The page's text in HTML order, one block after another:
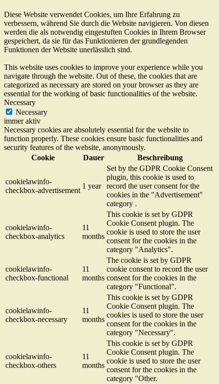
Diese Website verwendet Cookies, um Ihre Erfahrung zu
verbessern, während Sie durch die Website navigieren. Von diesen
werden die als notwendig eingestuften Cookies in Ihrem Browser
gespeichert, da sie für das Funktionieren der grundlegenden
Funktionen der Website unerlässlich sind.
This website uses cookies to improve your experience while you
navigate through the website. Out of these, the cookies that are
categorized as necessary are stored on your browser as they are
essential for the working of basic functionalities of the website.
Necessary
Necessary
immer aktiv
Necessary cookies are absolutely essential for the website to
function properly. These cookies ensure basic functionalities and
security features of the website, anonymously.
Cookie
Dauer Beschreibung
cookielawinfo-
checkbox-advertisement
1 year
Set by the GDPR Cookie Consent
plugin, this cookie is used to
record the user consent for the
cookies in the "Advertisement"
category .
cookielawinfo-
checkbox-analytics
11
months
This cookie is set by GDPR
Cookie Consent plugin. The
cookie is used to store the user
consent for the cookies in the
category "Analytics".
cookielawinfo-
checkbox-functional
11
months
The cookie is set by GDPR
cookie consent to record the user
consent for the cookies in the
category "Functional".
cookielawinfo-
checkbox-necessary
11
months
This cookie is set by GDPR
Cookie Consent plugin. The
cookies is used to store the user
consent for the cookies in the
category "Necessary".
cookielawinfo-
checkbox-others
11
months
This cookie is set by GDPR
Cookie Consent plugin. The
cookie is used to store the user
consent for the cookies in the
category "Other.